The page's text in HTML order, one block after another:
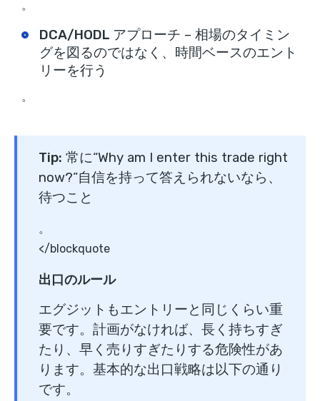
。
DCA/HODL アプローチ – 相場のタイミン
グを図るのではなく、時間ベースのエント
リーを行う
。
Tip: 常に“Why am I enter this trade right
now?”自信を持って答えられないなら、
待つこと
。
</blockquote
出口のルール
エグジットもエントリーと同じくらい重
要です。計画がなければ、長く持ちすぎ
たり、早く売りすぎたりする危険性があ
ります。基本的な出口戦略は以下の通り
です。